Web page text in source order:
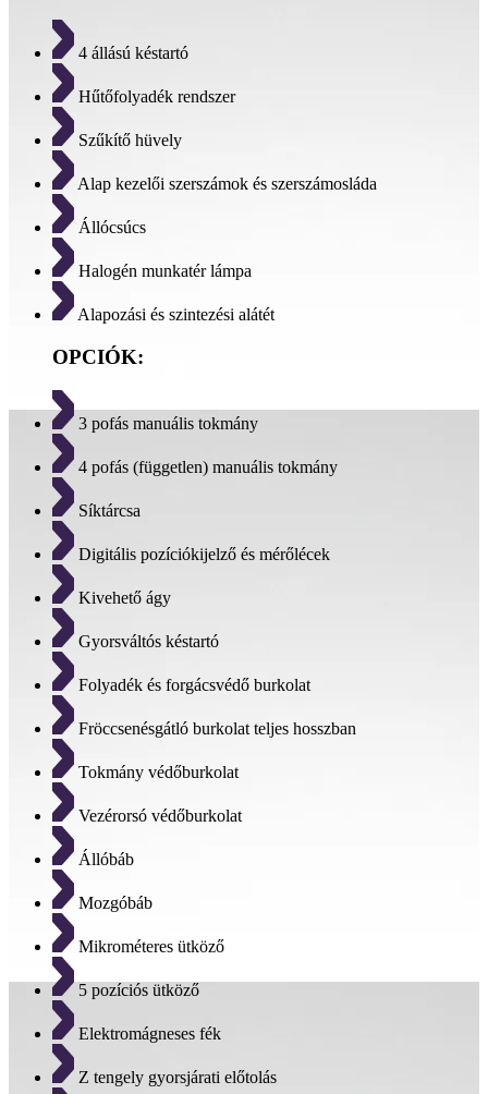
4 állású késtartó
Hűtőfolyadék rendszer
Szűkítő hüvely
Alap kezelői szerszámok és szerszámosláda
Állócsúcs
Halogén munkatér lámpa
Alapozási és szintezési alátét
OPCIÓK:
3 pofás manuális tokmány
4 pofás (független) manuális tokmány
Síktárcsa
Digitális pozíciókijelző és mérőlécek
Kivehető ágy
Gyorsváltós késtartó
Folyadék és forgácsvédő burkolat
Fröccsenésgátló burkolat teljes hosszban
Tokmány védőburkolat
Vezérorsó védőburkolat
Állóbáb
Mozgóbáb
Mikrométeres ütköző
5 pozíciós ütköző
Elektromágneses fék
Z tengely gyorsjárati előtolás